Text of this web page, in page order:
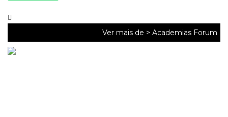
Ver mais de > Academias Forum